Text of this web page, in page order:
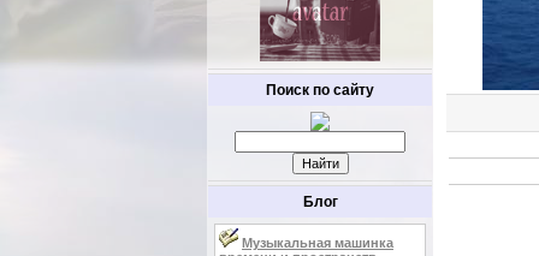
Поиск по сайту
Блог
Музыкальная машинка